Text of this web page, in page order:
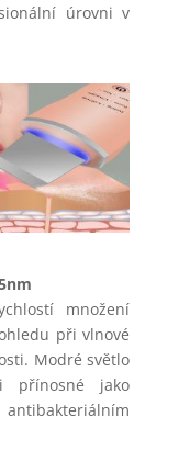
úrovni v
množení
při vlnové
Modré světlo
přínosné jako